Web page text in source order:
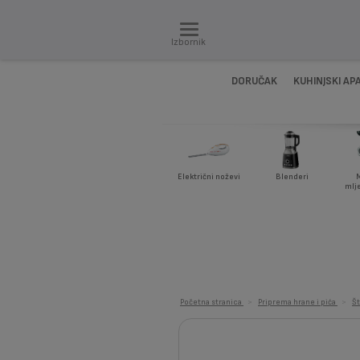
Izbornik
DORUČAK KUHINJSKI
Električni noževi Blenderi
Početna stranica Priprema hrane i pića